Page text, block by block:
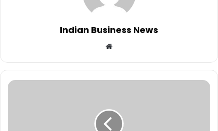
Indian Business News
Website